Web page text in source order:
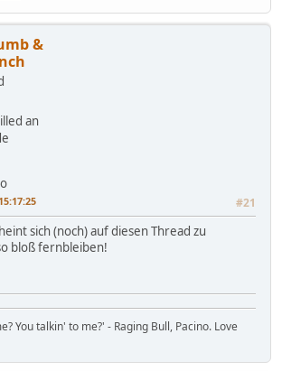
&
an
#21
sich (noch) auf diesen Thread zu
bloß fernbleiben!
You talkin' to me?' - Raging Bull, Pacino. Love